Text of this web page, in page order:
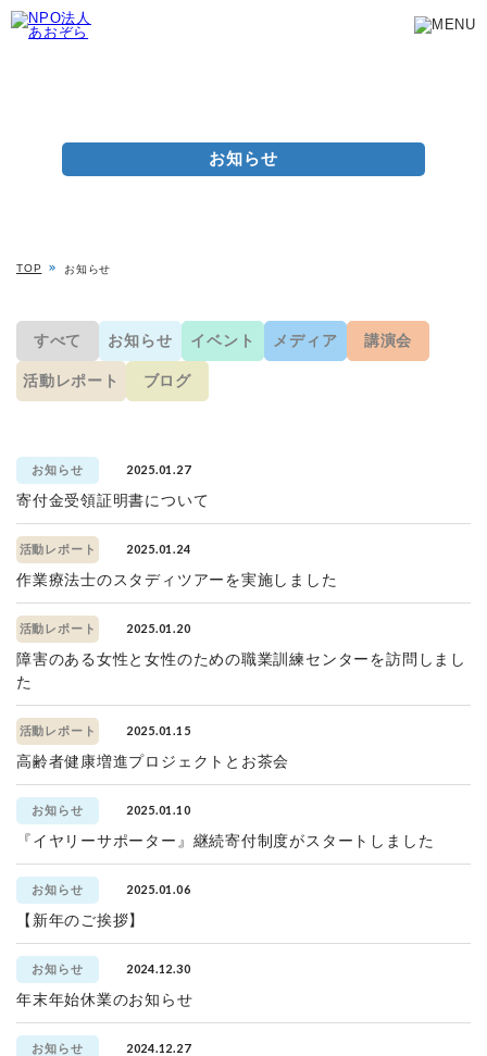
お知らせ
TOP お知らせ
すべて お知らせ イベント メディア 講演会
活動レポート ブログ
お知らせ 2025.01.27
寄付金受領証明書について
活動レポート 2025.01.24
作業療法士のスタディツアーを実施しました
活動レポート 2025.01.20
障害のある女性と女性のための職業訓練センターを訪問しまし
た
活動レポート 2025.01.15
高齢者健康増進プロジェクトとお茶会
お知らせ 2025.01.10
『イヤリーサポーター』継続寄付制度がスタートしました
お知らせ 2025.01.06
【新年のご挨拶】
お知らせ 2024.12.30
年末年始休業のお知らせ
お知らせ 2024.12.27